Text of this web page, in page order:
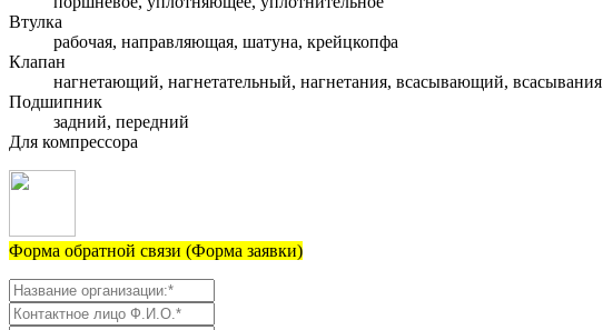
Втулка
рабочая, направляющая, шатуна, крейцкопфа
Клапан
нагнетающий, нагнетательный, нагнетания, всасывающий, всасывания
Подшипник
задний, передний
Для компрессора
Форма обратной связи (Форма заявки)